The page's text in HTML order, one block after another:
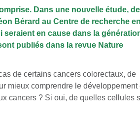
Dans une nouvelle étude,
Bérard au Centre de recherche en
en cause dans la
publiés dans la revue Nature
de certains cancers colorectaux, de
mieux comprendre le développement
cancers ? Si oui, de quelles cellules